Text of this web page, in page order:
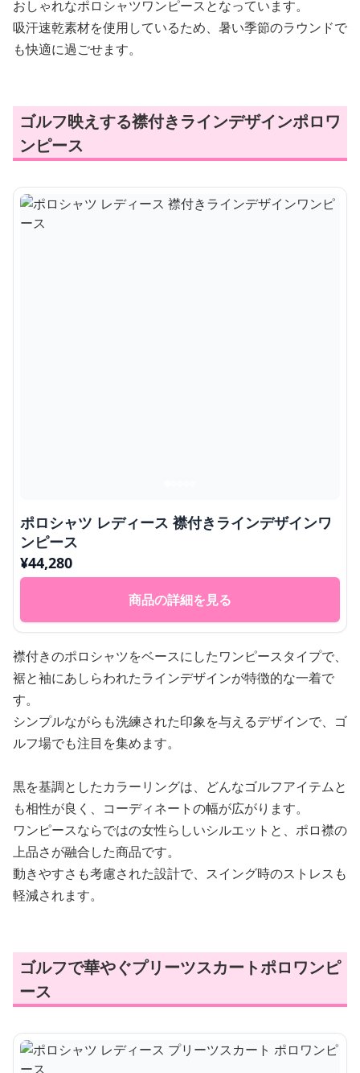
おしゃれなポロシャツワンピースとなっています。
吸汗速乾素材を使用しているため、暑い季節のラウンドで
も快適に過ごせます。
ゴルフ映えする襟付きラインデザインポロワ
ンピース
ポロシャツ レディース 襟付きラインデザインワ
ンピース
¥44,280
商品の詳細を見る
襟付きのポロシャツをベースにしたワンピースタイプで、
裾と袖にあしらわれたラインデザインが特徴的な一着で
す。
シンプルながらも洗練された印象を与えるデザインで、ゴ
ルフ場でも注目を集めます。
黒を基調としたカラーリングは、どんなゴルフアイテムと
も相性が良く、コーディネートの幅が広がります。
ワンピースならではの女性らしいシルエットと、ポロ襟の
上品さが融合した商品です。
動きやすさも考慮された設計で、スイング時のストレスも
軽減されます。
ゴルフで華やぐプリーツスカートポロワンピ
ース